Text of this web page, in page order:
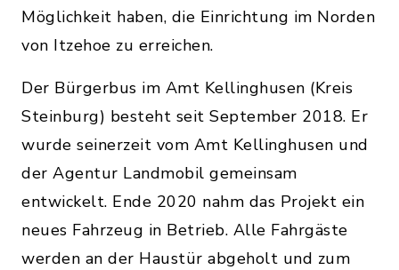
Möglichkeit haben, die Einrichtung im Norden
von Itzehoe zu erreichen.
Der Bürgerbus im Amt Kellinghusen (Kreis
Steinburg) besteht seit September 2018. Er
wurde seinerzeit vom Amt Kellinghusen und
der Agentur Landmobil gemeinsam
entwickelt. Ende 2020 nahm das Projekt ein
neues Fahrzeug in Betrieb. Alle Fahrgäste
werden an der Haustür abgeholt und zum